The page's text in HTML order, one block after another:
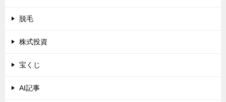
脱毛
株式投資
宝くじ
AI記事